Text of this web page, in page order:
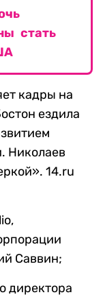
стать
кадры на
ездила
Николаев
14.ru
Саввин;
директора